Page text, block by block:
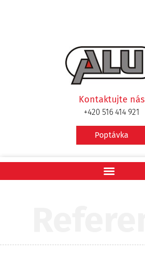
Kontaktujte nás
+420 516 414 921
Poptávka